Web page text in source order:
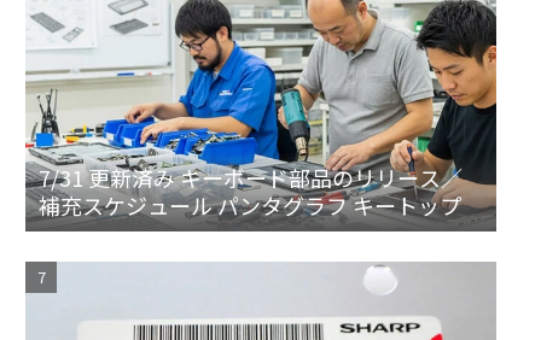
7/31 更新済み キーボード部品のリリース／
補充スケジュール パンタグラフ キートップ